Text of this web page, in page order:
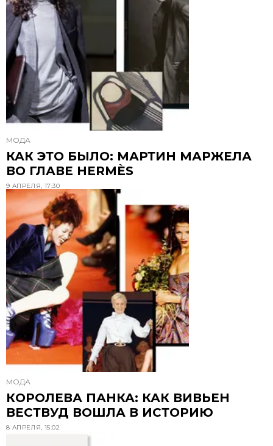
МОДА
КАК ЭТО БЫЛО: МАРТИН МАРЖЕЛА
ВО ГЛАВЕ HERMÈS
9 АПРЕЛЯ, 17:30
МОДА
КОРОЛЕВА ПАНКА: КАК ВИВЬЕН
ВЕСТВУД ВОШЛА В ИСТОРИЮ
8 АПРЕЛЯ, 15:02